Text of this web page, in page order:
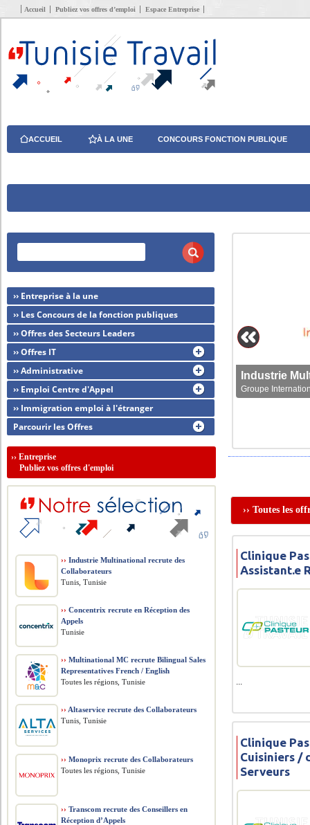
Accueil Publiez vos offres d’emploi Espace Entreprise
ACCUEIL À LA UNE CONCOURS FONCTION PUBLIQUE
Groupe
›› Toutes les
Clinique
Assistant.e
...
Clinique
Cuisiniers /
Serveurs
›› Entreprise à la une
›› Les Concours de la fonction publiques
›› Offres des Secteurs Leaders
›› Offres IT
›› Administrative
›› Emploi Centre d'Appel
›› Immigration emploi à l'étranger
Parcourir les Offres
››Entreprise
Publiez vos offres d'emploi
›› Industrie Multinational recrute des
Collaborateurs
Tunis, Tunisie
›› Concentrix recrute en Réception des
Appels
Tunisie
›› Multinational MC recrute Bilingual Sales
Representatives French / English
Toutes les régions, Tunisie
›› Altaservice recrute des Collaborateurs
Tunis, Tunisie
›› Monoprix recrute des Collaborateurs
Toutes les régions, Tunisie
›› Transcom recrute des Conseillers en
Réception d’Appels